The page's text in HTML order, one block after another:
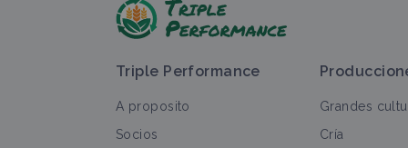
Triple Performance
A proposito
Socios
Grandes
Cría